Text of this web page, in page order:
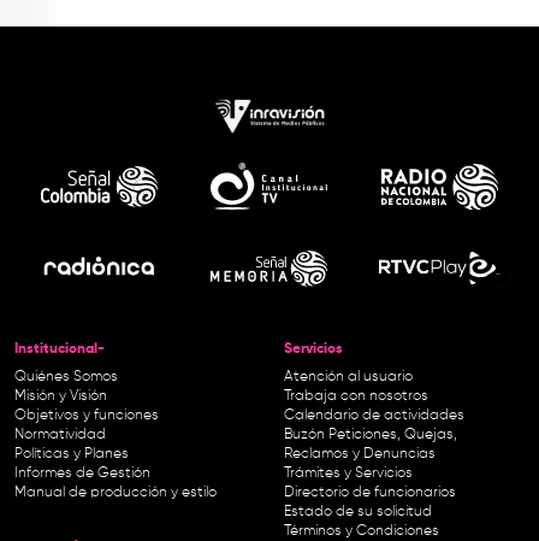
Institucional-
Quiénes Somos
Misión y Visión
Objetivos y funciones
Normatividad
Políticas y Planes
Informes de Gestión
Manual de producción y estilo
Servicios
Atención al usuario
Trabaja con nosotros
Calendario de actividades
Buzón Peticiones, Quejas,
Reclamos y Denuncias
Trámites y Servicios
Directorio de funcionarios
Estado de su solicitud
Términos y Condiciones